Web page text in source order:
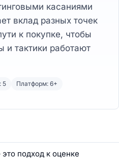
касаниями
вклад разных точек
к покупке, чтобы
и тактики работают
5 Платформ: 6+
подход к оценке